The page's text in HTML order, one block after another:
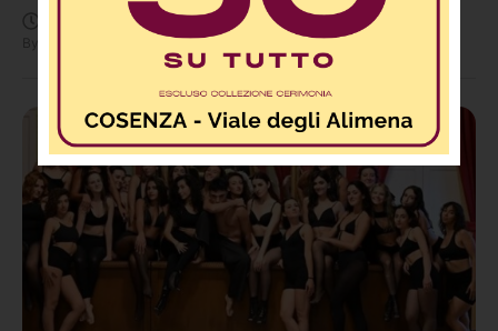
Agosto 6, 3:10 PM